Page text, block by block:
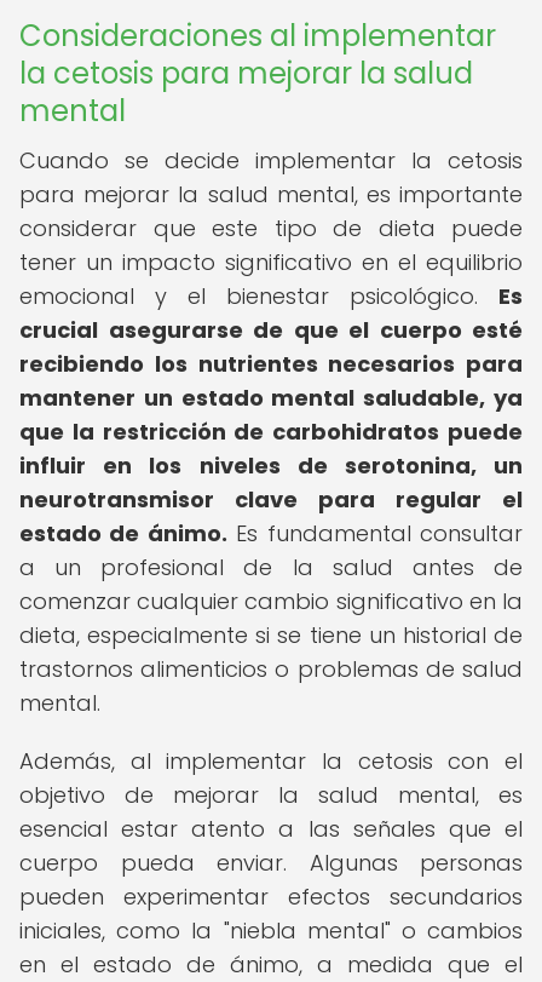
Consideraciones al implementar
la cetosis para mejorar la salud
mental
Cuando se decide implementar la cetosis
para mejorar la salud mental, es importante
considerar que este tipo de dieta puede
tener un impacto significativo en el equilibrio
emocional y el bienestar psicológico. Es
crucial asegurarse de que el cuerpo esté
recibiendo los nutrientes necesarios para
mantener un estado mental saludable, ya
que la restricción de carbohidratos puede
influir en los niveles de serotonina, un
neurotransmisor clave para regular el
estado de ánimo. Es fundamental consultar
a un profesional de la salud antes de
comenzar cualquier cambio significativo en la
dieta, especialmente si se tiene un historial de
trastornos alimenticios o problemas de salud
mental.
Además, al implementar la cetosis con el
objetivo de mejorar la salud mental, es
esencial estar atento a las señales que el
cuerpo pueda enviar. Algunas personas
pueden experimentar efectos secundarios
iniciales, como la "niebla mental" o cambios
en el estado de ánimo, a medida que el